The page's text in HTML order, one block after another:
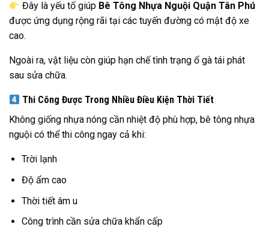
Đây là yếu tố giúp Bê Tông Nhựa Nguội Quận Tân Phú
được ứng dụng rộng rãi tại các tuyến đường có mật độ xe
cao.
Ngoài ra, vật liệu còn giúp hạn chế tình trạng ổ gà tái phát
sau sửa chữa.
Thi Công Được Trong Nhiều Điều Kiện Thời Tiết
Không giống nhựa nóng cần nhiệt độ phù hợp, bê tông nhựa
nguội có thể thi công ngay cả khi:
Trời lạnh
Độ ẩm cao
Thời tiết âm u
Công trình cần sửa chữa khẩn cấp